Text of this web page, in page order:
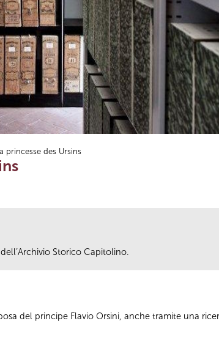
princesse des Ursins
Storico Capitolino.
del principe Flavio Orsini, anche tramite una